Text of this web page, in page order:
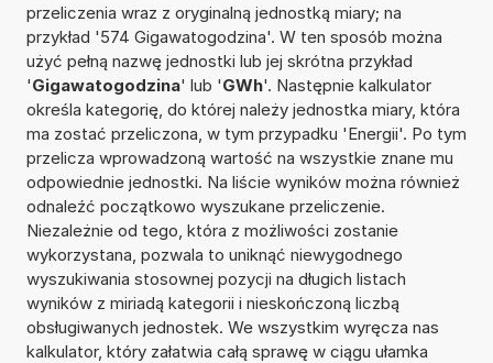
przeliczenia wraz z oryginalną jednostką miary; na
przykład '574 Gigawatogodzina'. W ten sposób można
użyć pełną nazwę jednostki lub jej skrótna przykład
'Gigawatogodzina' lub 'GWh'. Następnie kalkulator
określa kategorię, do której należy jednostka miary, która
ma zostać przeliczona, w tym przypadku 'Energii'. Po tym
przelicza wprowadzoną wartość na wszystkie znane mu
odpowiednie jednostki. Na liście wyników można również
odnaleźć początkowo wyszukane przeliczenie.
Niezależnie od tego, która z możliwości zostanie
wykorzystana, pozwala to uniknąć niewygodnego
wyszukiwania stosownej pozycji na długich listach
wyników z miriadą kategorii i nieskończoną liczbą
obsługiwanych jednostek. We wszystkim wyręcza nas
kalkulator, który załatwia całą sprawę w ciągu ułamka